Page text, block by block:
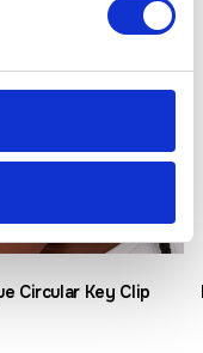
Circular Key Clip